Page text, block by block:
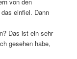
einfiel. Dann
Das ist ein sehr
gesehen habe,